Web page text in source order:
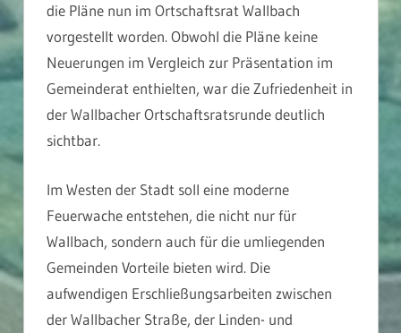
die Pläne nun im Ortschaftsrat Wallbach
vorgestellt worden. Obwohl die Pläne keine
Neuerungen im Vergleich zur Präsentation im
Gemeinderat enthielten, war die Zufriedenheit in
der Wallbacher Ortschaftsratsrunde deutlich
sichtbar.
Im Westen der Stadt soll eine moderne
Feuerwache entstehen, die nicht nur für
Wallbach, sondern auch für die umliegenden
Gemeinden Vorteile bieten wird. Die
aufwendigen Erschließungsarbeiten zwischen
der Wallbacher Straße, der Linden- und